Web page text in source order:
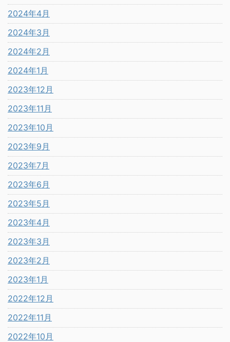
2024年4月
2024年3月
2024年2月
2024年1月
2023年12月
2023年11月
2023年10月
2023年9月
2023年7月
2023年6月
2023年5月
2023年4月
2023年3月
2023年2月
2023年1月
2022年12月
2022年11月
2022年10月